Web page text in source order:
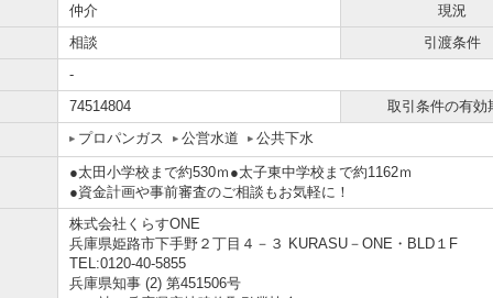
仲介
現況
相談
引渡条件
-
74514804
取引条件の有効
プロパンガス
公営水道 公共下水
●太田小学校まで約530ｍ●太子東中学校まで約1162ｍ
●資金計画や事前審査のご相談もお気軽に！
株式会社くらすONE
兵庫県姫路市下手野２丁目４－３ KURASU－ONE・BLD１F
TEL:0120-40-5855
兵庫県知事 (2) 第451506号